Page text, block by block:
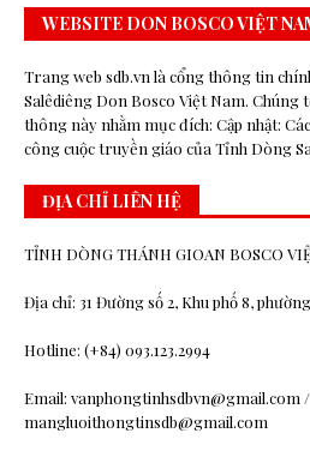
WEBSITE DON BOSCO VIỆT
Trang web sdb.vn là cổng thông tin
Salêdiêng Don Bosco Việt Nam.
thông này nhằm mục đích: Cập nhật:
công cuộc truyền giáo của Tỉnh Dòng
ĐỊA CHỈ LIÊN HỆ
TỈNH DÒNG THÁNH GIOAN BOSCO
Địa chỉ: 31 Đường số 2, Khu phố 8,
Hotline: (+84) 093.123.2994
Email: vanphongtinhsdbvn@gmail.com /
mangluoithongtinsdb@gmail.com